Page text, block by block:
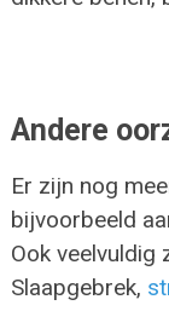
Andere
Er zijn nog
bijvoorbeeld
Ook veelvuldig
Slaapgebrek,